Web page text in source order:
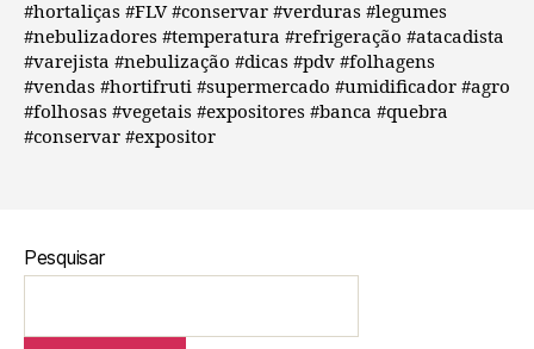
#hortaliças #FLV #conservar #verduras #legumes
#nebulizadores #temperatura #refrigeração #atacadista
#varejista #nebulização #dicas #pdv #folhagens
#vendas #hortifruti #supermercado #umidificador #agro
#folhosas #vegetais #expositores #banca #quebra
#conservar #expositor
Pesquisar